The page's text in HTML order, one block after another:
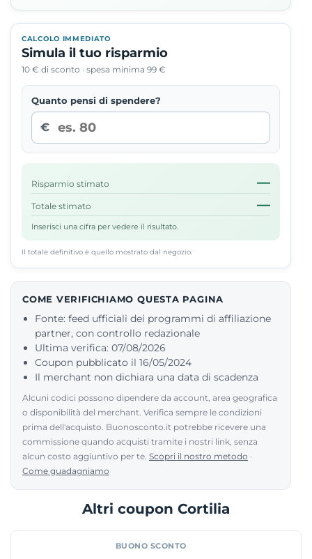
CALCOLO IMMEDIATO
Simula il tuo risparmio
10 € di sconto · spesa minima 99 €
Quanto pensi di spendere?
€
Risparmio stimato —
Totale stimato —
Inserisci una cifra per vedere il risultato.
Il totale definitivo è quello mostrato dal negozio.
COME VERIFICHIAMO QUESTA PAGINA
Fonte: feed ufficiali dei programmi di affiliazione
partner, con controllo redazionale
Ultima verifica: 07/08/2026
Coupon pubblicato il 16/05/2024
Il merchant non dichiara una data di scadenza
Alcuni codici possono dipendere da account, area geografica
o disponibilità del merchant. Verifica sempre le condizioni
prima dell'acquisto. Buonosconto.it potrebbe ricevere una
commissione quando acquisti tramite i nostri link, senza
alcun costo aggiuntivo per te. Scopri il nostro metodo ·
Come guadagniamo
Altri coupon Cortilia
BUONO SCONTO